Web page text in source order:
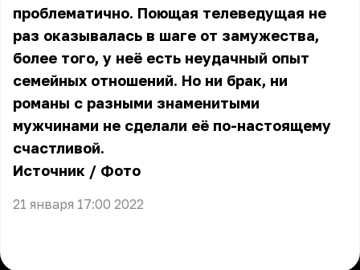
проблематично. Поющая телеведущая не
раз оказывалась в шаге от замужества,
более того, у неё есть неудачный опыт
семейных отношений. Но ни брак, ни
романы с разными знаменитыми
мужчинами не сделали её по-настоящему
счастливой.
Источник / Фото
21 января 17:00 2022